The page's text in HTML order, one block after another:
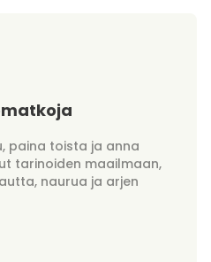
paina toista ja anna
tarinoiden maailmaan,
naurua ja arjen